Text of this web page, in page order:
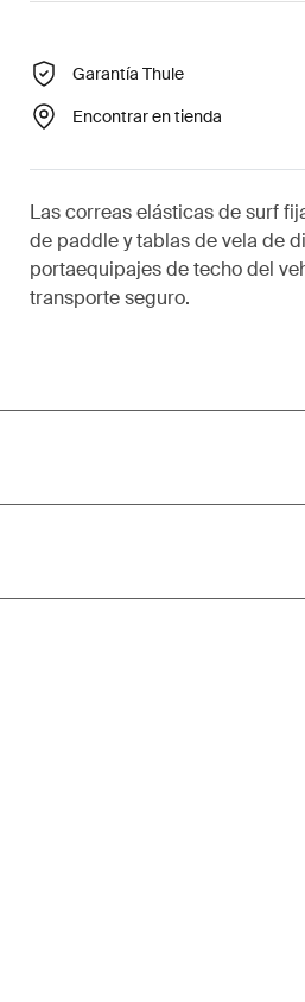
Garantía Thule
Encontrar en tienda
Las correas elásticas de surf
de paddle y tablas de vela de
portaequipajes de techo del
transporte seguro.